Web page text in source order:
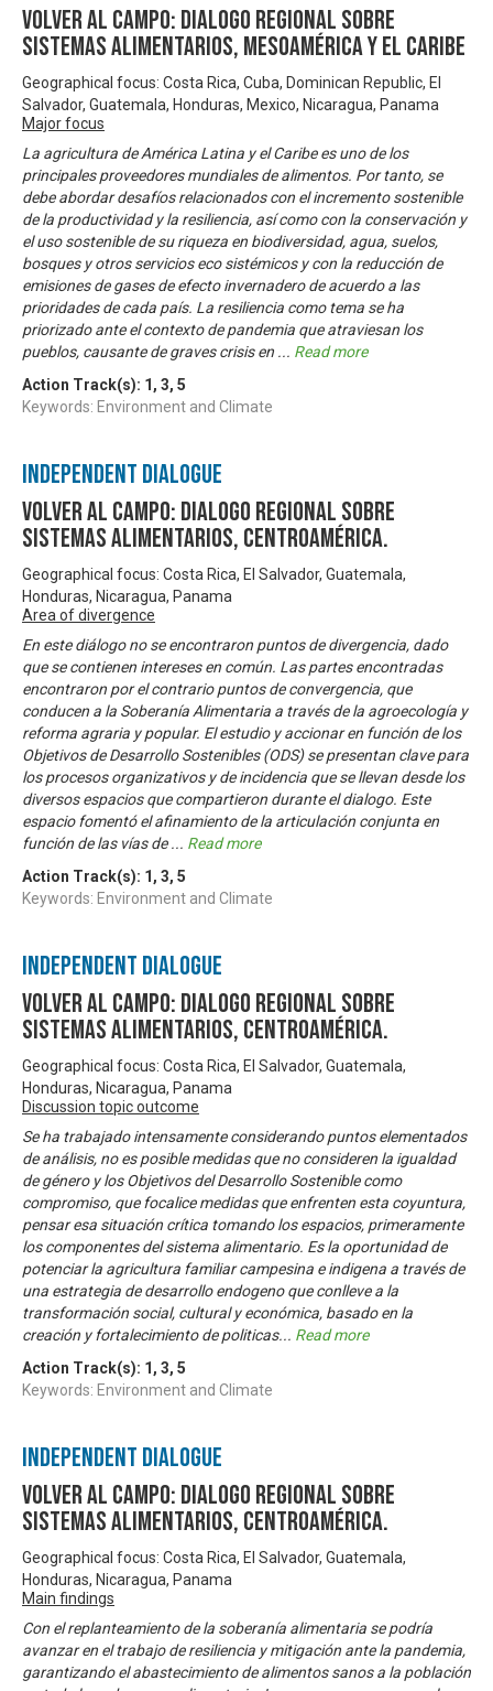
Volver al Campo: Dialogo Regional sobre
Sistemas Alimentarios, Mesoamérica y El Caribe
Geographical focus: Costa Rica, Cuba, Dominican Republic, El
Salvador, Guatemala, Honduras, Mexico, Nicaragua, Panama
Major focus
La agricultura de América Latina y el Caribe es uno de los
principales proveedores mundiales de alimentos. Por tanto, se
debe abordar desafíos relacionados con el incremento sostenible
de la productividad y la resiliencia, así como con la conservación y
el uso sostenible de su riqueza en biodiversidad, agua, suelos,
bosques y otros servicios eco sistémicos y con la reducción de
emisiones de gases de efecto invernadero de acuerdo a las
prioridades de cada país. La resiliencia como tema se ha
priorizado ante el contexto de pandemia que atraviesan los
pueblos, causante de graves crisis en ... Read more
Action Track(s): 1 , 3, 5
Keywords: Environment and Climate
Independent Dialogue
Volver al Campo: Dialogo Regional sobre
Sistemas Alimentarios, Centroamérica.
Geographical focus: Costa Rica, El Salvador, Guatemala,
Honduras, Nicaragua, Panama
Area of divergence
En este diálogo no se encontraron puntos de divergencia, dado
que se contienen intereses en común. Las partes encontradas
encontraron por el contrario puntos de convergencia, que
conducen a la Soberanía Alimentaria a través de la agroecología y
reforma agraria y popular. El estudio y accionar en función de los
Objetivos de Desarrollo Sostenibles (ODS) se presentan clave para
los procesos organizativos y de incidencia que se llevan desde los
diversos espacios que compartieron durante el dialogo. Este
espacio fomentó el afinamiento de la articulación conjunta en
función de las vías de... Read more
Action Track(s): 1 , 3, 5
Keywords: Environment and Climate
Independent Dialogue
Volver al Campo: Dialogo Regional sobre
Sistemas Alimentarios, Centroamérica.
Geographical focus: Costa Rica, El Salvador, Guatemala,
Honduras, Nicaragua, Panama
Discussion topic outcome
Se ha trabajado intensamente considerando puntos elementados
de análisis, no es posible medidas que no consideren la igualdad
de género y los Objetivos del Desarrollo Sostenible como
compromiso, que focalice medidas que enfrenten esta coyuntura,
pensar esa situación crítica tomando los espacios, primeramente
los componentes del sistema alimentario. Es la oportunidad de
potenciar la agricultura familiar campesina e indigena a través de
una estrategia de desarrollo endogeno que conlleve a la
transformación social, cultural y económica, basado en la
creación y fortalecimiento de politicas... Read more
Action Track(s): 1 , 3, 5
Keywords: Environment and Climate
Independent Dialogue
Volver al Campo: Dialogo Regional sobre
Sistemas Alimentarios, Centroamérica.
Geographical focus: Costa Rica, El Salvador, Guatemala,
Honduras, Nicaragua, Panama
Main findings
Con el replanteamiento de la soberanía alimentaria se podría
avanzar en el trabajo de resiliencia y mitigación ante la pandemia,
garantizando el abastecimiento de alimentos sanos a la población